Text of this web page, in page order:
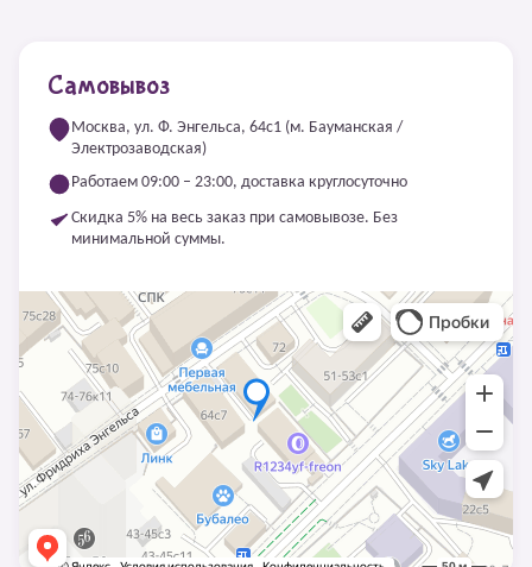
Самовывоз
Москва, ул. Ф. Энгельса, 64с1 (м. Бауманская /
Электрозаводская)
Работаем 09:00 – 23:00, доставка круглосуточно
Скидка 5% на весь заказ при самовывозе. Без
минимальной суммы.